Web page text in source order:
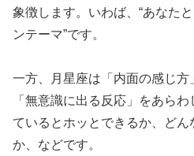
象徴します。いわば、“あなた
ンテーマ”です。
一方、月星座は「内面の感じ方
「無意識に出る反応」をあら
ているとホッとできるか、ど
か、などです。